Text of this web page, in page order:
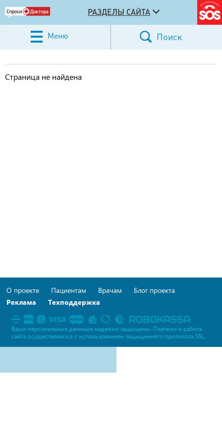
РАЗДЕЛЫ САЙТА
Меню Поиск
Страница не найдена
О проекте Пациентам Врачам
Блог проекта
Реклама
Техподдержка
Ваши персональные даннные надежно защищены. Платежи и работа
сайта осуществляются c использованием защищенного протокола SSL.